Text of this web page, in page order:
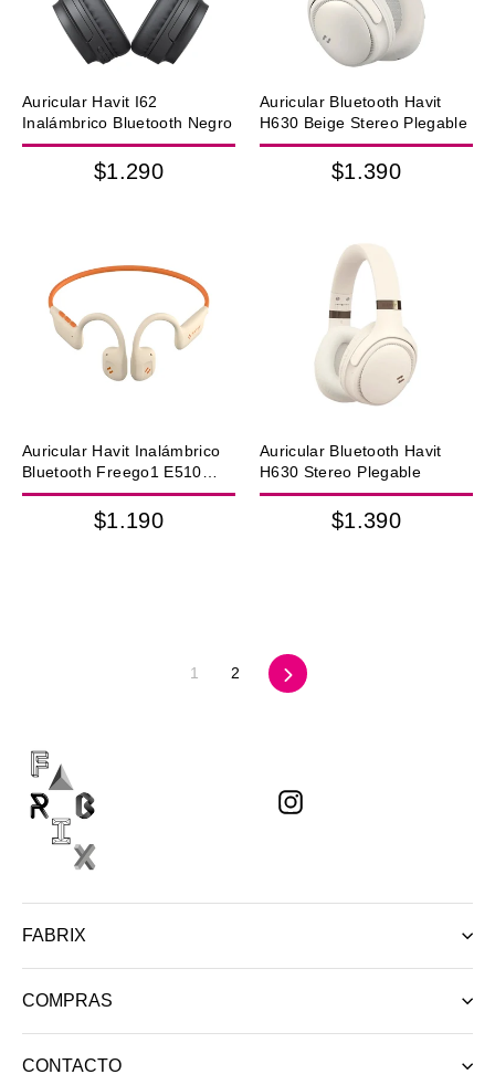
Auricular Havit I62
Inalámbrico Bluetooth Negro
$1.290
Auricular Bluetooth Havit
H630 Beige Stereo Plegable
$1.390
Auricular Havit Inalámbrico
Bluetooth Freego1 E510
Beige
$1.190
Auricular Bluetooth Havit
H630 Stereo Plegable
$1.390
1 2 Siguiente
Instagram
FABRIX
COMPRAS
CONTACTO